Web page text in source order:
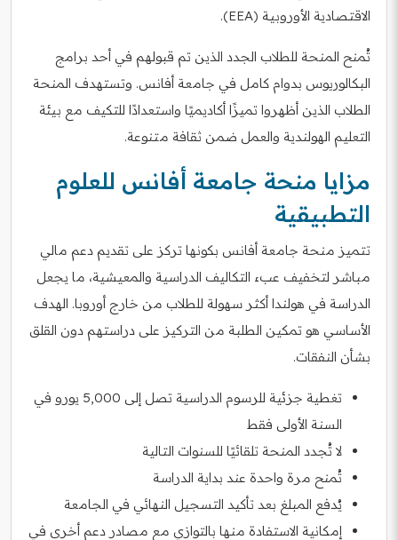
الاقتصادية الأوروبية (EEA).
تُمنح المنحة للطلاب الجدد الذين تم قبولهم في أحد برامج
البكالوريوس بدوام كامل في جامعة أفانس. وتستهدف المنحة
الطلاب الذين أظهروا تميزًا أكاديميًا واستعدادًا للتكيف مع بيئة
التعليم الهولندية والعمل ضمن ثقافة متنوعة.
مزايا منحة جامعة أفانس للعلوم
التطبيقية
تتميز منحة جامعة أفانس بكونها تركز على تقديم دعم مالي
مباشر لتخفيف عبء التكاليف الدراسية والمعيشية، ما يجعل
الدراسة في هولندا أكثر سهولة للطلاب من خارج أوروبا. الهدف
الأساسي هو تمكين الطلبة من التركيز على دراستهم دون القلق
بشأن النفقات.
تغطية جزئية للرسوم الدراسية تصل إلى 5,000 يورو في
السنة الأولى فقط
لا تُجدد المنحة تلقائيًا للسنوات التالية
تُمنح مرة واحدة عند بداية الدراسة
يُدفع المبلغ بعد تأكيد التسجيل النهائي في الجامعة
إمكانية الاستفادة منها بالتوازي مع مصادر دعم أخرى في